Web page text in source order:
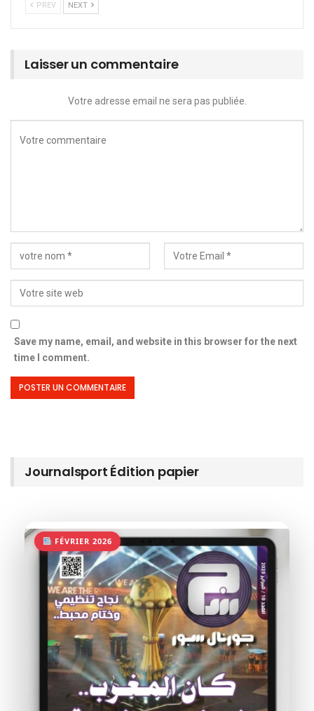
PREV NEXT
Laisser un commentaire
Votre adresse email ne sera pas publiée.
Save my name, email, and website in this browser for the next
time I comment.
Journalsport Édition papier
FÉVRIER 2026